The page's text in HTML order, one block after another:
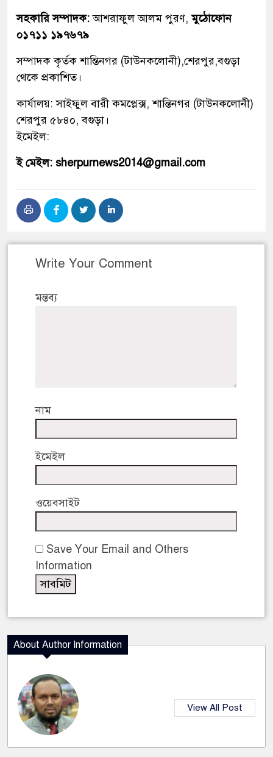
সহকারি সম্পাদক:আশরাফুল আলম পুরণ,মুঠোফোন
০১৭১১ ১৯৭৬৭৯
সম্পাদক কৃর্তক শান্তিনগর (টাউনকলোনী),শেরপুর,বগুড়া
থেকে প্রকাশিত।
কার্যালয়: সাইফুল বারী কমপ্লেক্স, শান্তিনগর (টাউনকলোনী)
শেরপুর ৫৮৪০, বগুড়া।
ইমেইল:
ই মেইল: sherpurnews2014@gmail.com
Write Your Comment
মন্তব্য
নাম
ইমেইল
ওয়েবসাইট
Save Your Email and Others
Information
About Author Information
View All Post